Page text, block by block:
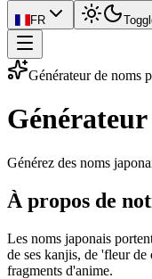
FR
Générateur de noms
Générez des noms
À propos de
Les noms japonais
de ses kanjis, de 'fleur
fragments d'anime.